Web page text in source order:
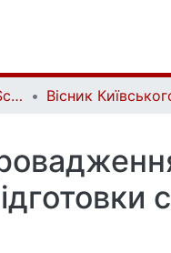
Наукова періодика | Scientific periodicals